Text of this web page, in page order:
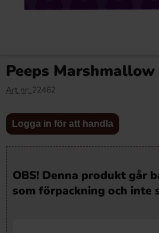
Peeps
Art nr: 22462
Logga in för att handla
OBS! Denna produkt går
som förpackning och inte